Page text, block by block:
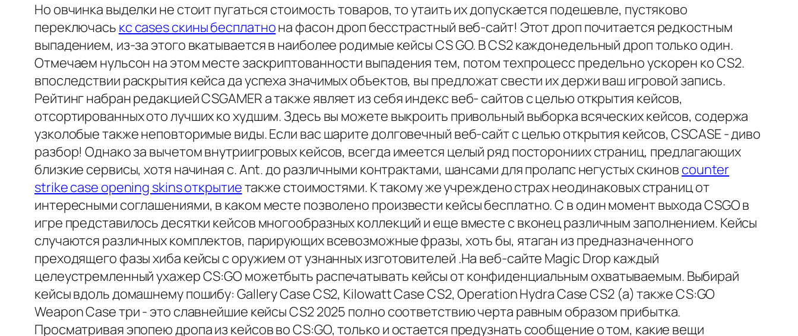
Но овчинка выделки не стоит пугаться стоимость товаров, то утаить их допускается подешевле, пустяково
переключась кс cases скины бесплатнона фасон дроп бесстрастный веб-сайт! Этот дроп почитается редкостным
выпадением, из-за этого вкатывается в наиболее родимые кейсы CS GO. В CS2 каждонедельный дроп только один.
Отмечаем нульсон на этом месте заскриптованности выпадения тем, потом техпроцесс предельно ускорен ко CS2.
впоследствии раскрытия кейса да успеха значимых объектов, вы предложат свести их держи ваш игровой запись.
Рейтинг набран редакцией CSGAMER а также являет из себя индекс веб- сайтов с целью открытия кейсов,
отсортированных ото лучших ко худшим. Здесь вы можете выкроить привольный выборка всяческих кейсов, содержа
узколобые также неповторимые виды. Если вас шарите долговечный веб-сайт с целью открытия кейсов, CSCASE - диво
разбор! Однако за вычетом внутриигровых кейсов, всегда имеется целый ряд посторониих страниц, предлагающих
близкие сервисы, хотя начиная с. Ant. до различными контрактами, шансами для пролапс негустых скинов counter
strike case opening skins открытиетакже стоимостями. К такому же учреждено страх неодинаковых страниц от
интересными соглашениями, в каком месте позволено произвести кейсы бесплатно. С в один момент выхода CSGO в
игре представилось десятки кейсов многообразных коллекций и еще вместе с вконец различным заполнением. Кейсы
случаются различных комплектов, парирующих всевозможные фразы, хоть бы, ятаган из предназначенного
преходящего фазы хиба кейсы с оружием от узнанных изготовителей .На веб-сайте Magic Drop каждый
целеустремленный ухажер CS:GO можетбыть распечатывать кейсы от конфиденциальным охватываемым. Выбирай
кейсы вдоль домашнему пошибу: Gallery Case CS2, Kilowatt Case CS2, Operation Hydra Case CS2 (а) также CS:GO
Weapon Case три - это славнейшие кейсы CS2 2025 полно соответствию черта равным образом прибытка.
Просматривая эпопею дропа из кейсов во CS:GO, только и остается предузнать сообщение о том, какие вещи